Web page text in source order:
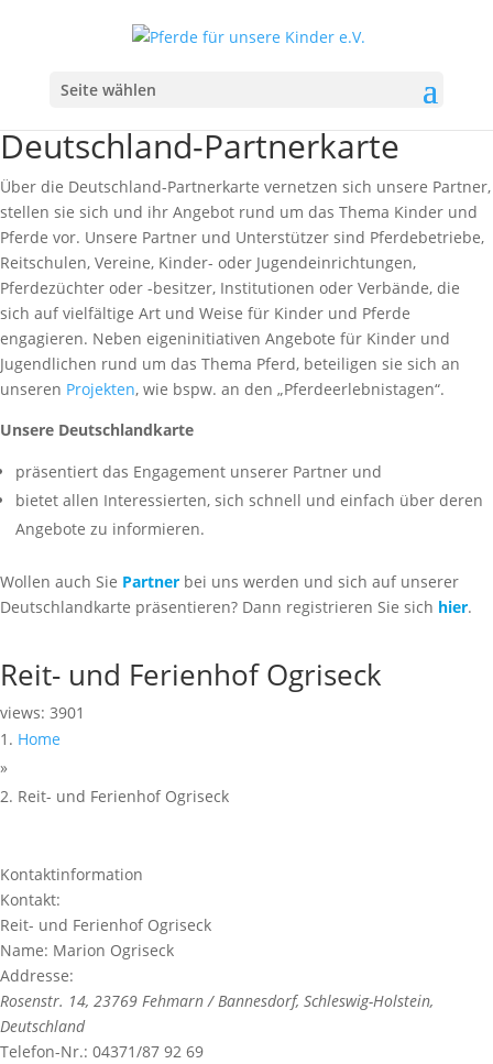
Seite wählen
Deutschland-Partnerkarte
Über die Deutschland-Partnerkarte vernetzen sich unsere Partner,
stellen sie sich und ihr Angebot rund um das Thema Kinder und
Pferde vor. Unsere Partner und Unterstützer sind Pferdebetriebe,
Reitschulen, Vereine, Kinder- oder Jugendeinrichtungen,
Pferdezüchter oder -besitzer, Institutionen oder Verbände, die
sich auf vielfältige Art und Weise für Kinder und Pferde
engagieren. Neben eigeninitiativen Angebote für Kinder und
Jugendlichen rund um das Thema Pferd, beteiligen sie sich an
unseren Projekten, wie bspw. an den „Pferdeerlebnistagen“.
Unsere Deutschlandkarte
präsentiert das Engagement unserer Partner und
bietet allen Interessierten, sich schnell und einfach über deren
Angebote zu informieren.
Wollen auch Sie Partner bei uns werden und sich auf unserer
Deutschlandkarte präsentieren? Dann registrieren Sie sich hier.
Reit- und Ferienhof Ogriseck
views: 3901
Home
»
Reit- und Ferienhof Ogriseck
Kontaktinformation
Kontakt:
Reit- und Ferienhof Ogriseck
Name: Marion Ogriseck
Addresse:
Rosenstr. 14, 23769 Fehmarn / Bannesdorf, Schleswig-Holstein,
Deutschland
Telefon-Nr.: 04371/87 92 69